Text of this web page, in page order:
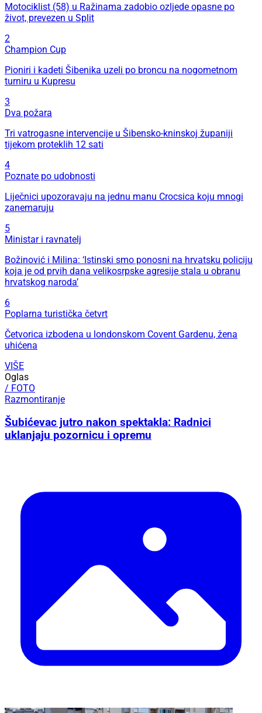
Motociklist (58) u Ražinama zadobio ozljede opasne po
život, prevezen u Split
2
Champion Cup
Pioniri i kadeti Šibenika uzeli po broncu na nogometnom
turniru u Kupresu
3
Dva požara
Tri vatrogasne intervencije u Šibensko-kninskoj županiji
tijekom proteklih 12 sati
4
Poznate po udobnosti
Liječnici upozoravaju na jednu manu Crocsica koju mnogi
zanemaruju
5
Ministar i ravnatelj
Božinović i Milina: ‘Istinski smo ponosni na hrvatsku policiju
koja je od prvih dana velikosrpske agresije stala u obranu
hrvatskog naroda’
6
Poplarna turistička četvrt
Četvorica izbodena u londonskom Covent Gardenu, žena
uhićena
VIŠE
Oglas
/ FOTO
Razmontiranje
Šubićevac jutro nakon spektakla: Radnici
uklanjaju pozornicu i opremu